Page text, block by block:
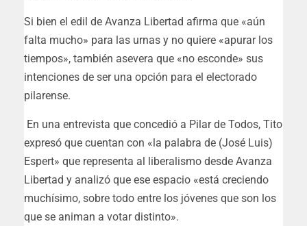
Si bien el edil de Avanza Libertad afirma que «aún
falta mucho» para las urnas y no quiere «apurar los
tiempos», también asevera que «no esconde» sus
intenciones de ser una opción para el electorado
pilarense.
En una entrevista que concedió a Pilar de Todos, Tito
expresó que cuentan con «la palabra de (José Luis)
Espert» que representa al liberalismo desde Avanza
Libertad y analizó que ese espacio «está creciendo
muchísimo, sobre todo entre los jóvenes que son los
que se animan a votar distinto».